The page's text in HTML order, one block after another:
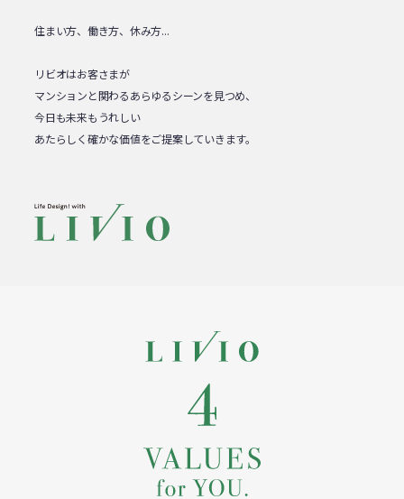
住まい方、働き方、休み方...
リビオはお客さまが
マンションと関わるあらゆるシーンを見つめ、
今日も未来もうれしい
あたらしく確かな価値をご提案していきます。